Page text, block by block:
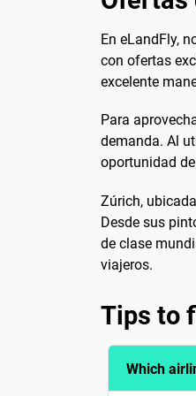
En eLandFly,
con ofertas
excelente
Para
demanda. Al
oportunidad
Zúrich,
Desde sus
de clase
viajeros.
Tips to
Which